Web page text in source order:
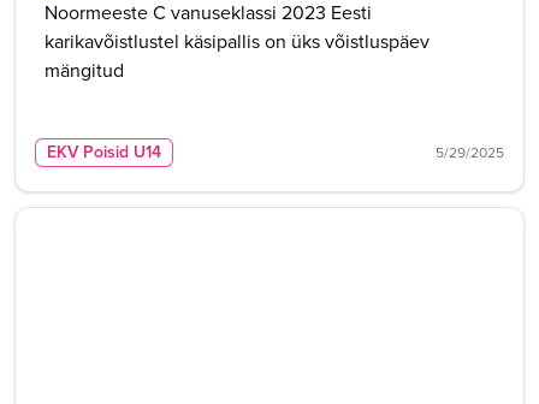
Noormeeste C vanuseklassi 2023 Eesti
karikavõistlustel käsipallis on üks võistluspäev
mängitud
EKV Poisid U14 5/29/2025